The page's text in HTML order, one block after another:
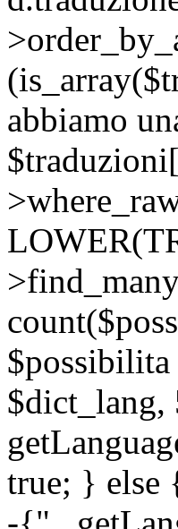
abbiamo
$dict_lang,
true; } else